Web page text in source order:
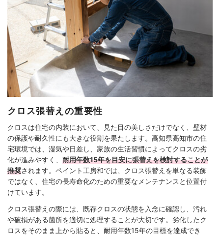
クロス張替えの重要性
クロスは住宅の内装において、見た目の美しさだけでなく、壁材
の保護や耐久性にも大きな役割を果たします。高知県高知市の住
宅環境では、湿気や日差し、家族の生活習慣によってクロスの劣
化が進みやすく、 耐用年数15年を目安に張替えを検討することが
推奨されます。ペイント工房和では、クロス張替えを単なる装飾
ではなく、住宅の長寿命化のための重要なメンテナンスと位置付
けています。
クロス張替えの際には、既存クロスの状態を入念に確認し、汚れ
や破損がある箇所を適切に処理することが大切です。劣化したク
ロスをそのまま上から貼ると、耐用年数15年の目標を達成でき